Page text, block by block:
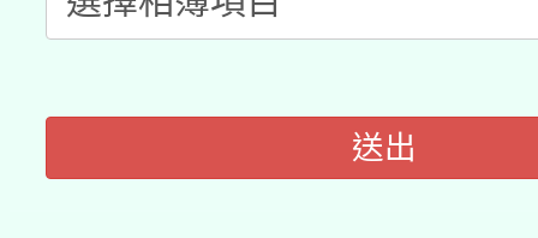
pilot」
有關大陸委員會函釋公
業技術研究院辦理「
115年8月22日(星期六
送出